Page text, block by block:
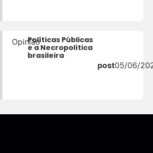
OpiniãoPolíticas Públicas
e a Necropolítica
brasileira
post05/06/